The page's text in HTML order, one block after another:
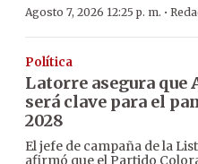
Agosto 7, 2026 12:25 p. m. ·
Política
Latorre asegura que
será clave para el
2028
El jefe de campaña de la
afirmó que el Partido